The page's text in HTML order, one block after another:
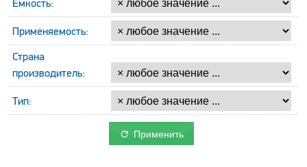
Емкость:
Применяемость:
Страна
производитель:
Тип:
Применить